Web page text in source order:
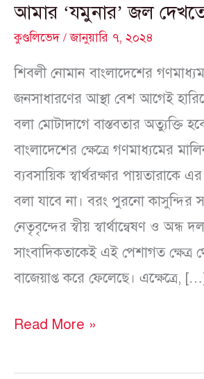
আমার ‘যমুনার’ জল
কুণ্ডলিভেদ/জানুয়ারি ৭, ২০২৪
শিবলী নোমান বাংলাদেশের
জনসাধারণের আস্থা বেশ আগেই
বলা মোটাদাগে বাস্তবতার অত্যুক্তি
বাংলাদেশের ক্ষেত্রে গণমাধ্যমের
ব্যবসায়িক স্বার্থরক্ষার পায়তারাকে
বলা যাবে না। বরং পুরনো কাসুন্দির
নেতৃবৃন্দের স্বীয় স্বার্থান্বেষণ ও অন্ধ
সাংবাদিকতাকেই এই পেশাগত ক্ষেত্র
বাজেয়াপ্ত করে ফেলেছে। এক্ষেত্রে, […]
Read More »